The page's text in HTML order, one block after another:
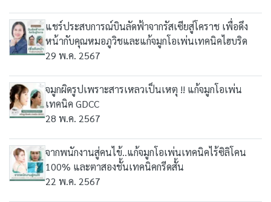
แชร์ประสบการณ์บินลัดฟ้าจากรัสเซียสู่โคราช เพื่อดึง
หน้ากับคุณหมอภูวิชและแก้จมูกโอเพ่นเทคนิคไฮบริด
29 พ.ค. 2567
จมูกผิดรูปเพราะสารเหลวเป็นเหตุ !! แก้จมูกโอเพ่น
เทคนิค GDCC
28 พ.ค. 2567
จากพนักงานสู่คนไข้..แก้จมูกโอเพ่นเทคนิคไร้ซิลิโคน
100% และตาสองชั้นเทคนิคกรีดสั้น
22 พ.ค. 2567